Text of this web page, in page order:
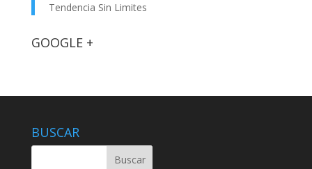
Tendencia Sin Limites
GOOGLE +
BUSCAR